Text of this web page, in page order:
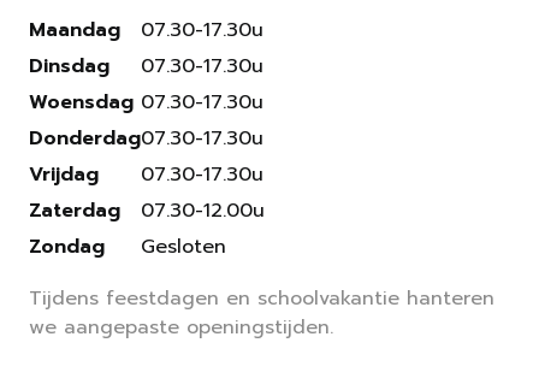
Maandag
Dinsdag
Woensdag
Donderdag
Vrijdag
Zaterdag
Zondag
07.30-17.30u
07.30-17.30u
07.30-17.30u
07.30-17.30u
07.30-17.30u
07.30-12.00u
Gesloten
Tijdens feestdagen en schoolvakantie hanteren
we aangepaste openingstijden.